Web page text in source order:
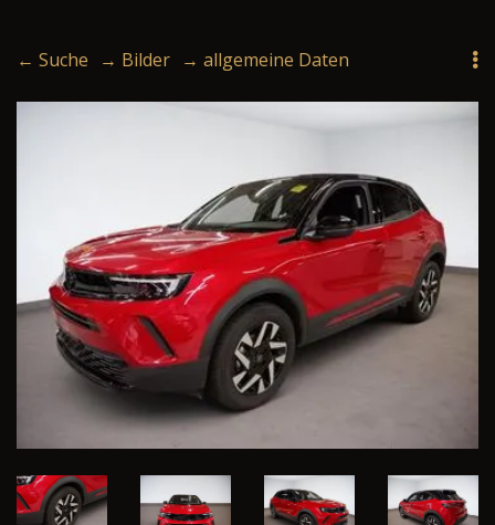
← Suche → Bilder → allgemeine Daten